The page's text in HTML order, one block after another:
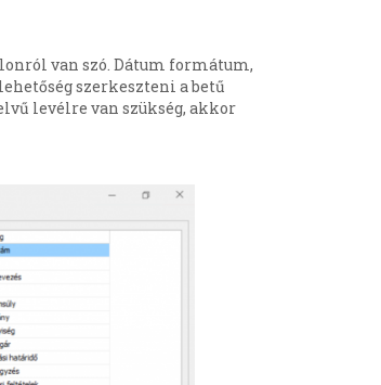
van szó. Dátum formátum,
szerkeszteni a betű
levélre van szükség, akkor